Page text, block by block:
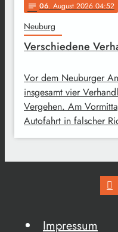
notes 06. August 2026 04:52
Neuburg
Verschiedene
Vor dem Neuburger
insgesamt vier
Vergehen. Am
Autofahrt in falscher
Impressum